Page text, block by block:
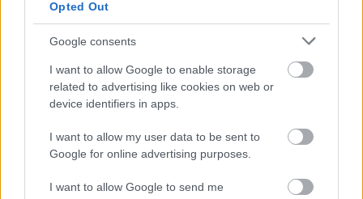
Opted Out
Google consents
I want to allow Google to enable storage
related to advertising like cookies on web or
device identifiers in apps.
I want to allow my user data to be sent to
Google for online advertising purposes.
I want to allow Google to send me
KAPCSOLÓDÓ HÍREK